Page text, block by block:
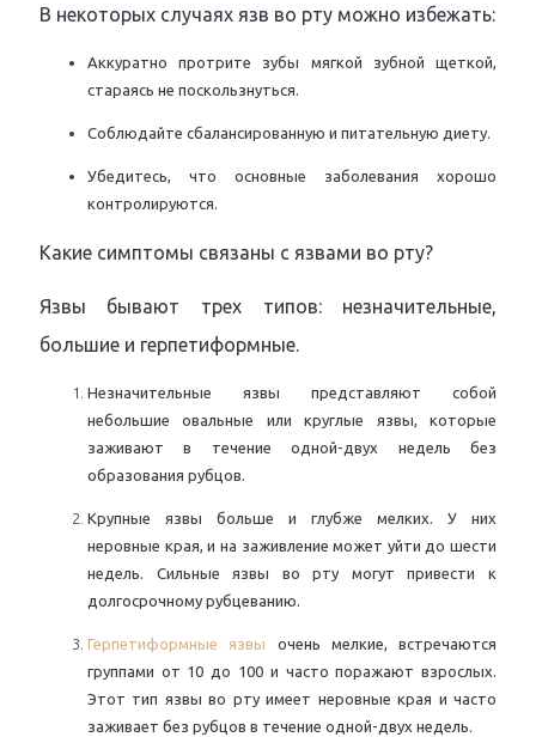
В некоторых случаях язв во рту можно избежать:
Аккуратно протрите зубы мягкой зубной щеткой,
стараясь не поскользнуться.
Соблюдайте сбалансированную и питательную диету.
Убедитесь, что основные заболевания хорошо
контролируются.
Какие симптомы связаны с язвами во рту?
Язвы бывают трех типов: незначительные,
большие и герпетиформные.
Незначительные язвы представляют собой
небольшие овальные или круглые язвы, которые
заживают в течение одной-двух недель без
образования рубцов.
Крупные язвы больше и глубже мелких. У них
неровные края, и на заживление может уйти до шести
недель. Сильные язвы во рту могут привести к
долгосрочному рубцеванию.
Герпетиформные язвы очень мелкие, встречаются
группами от 10 до 100 и часто поражают взрослых.
Этот тип язвы во рту имеет неровные края и часто
заживает без рубцов в течение одной-двух недель.